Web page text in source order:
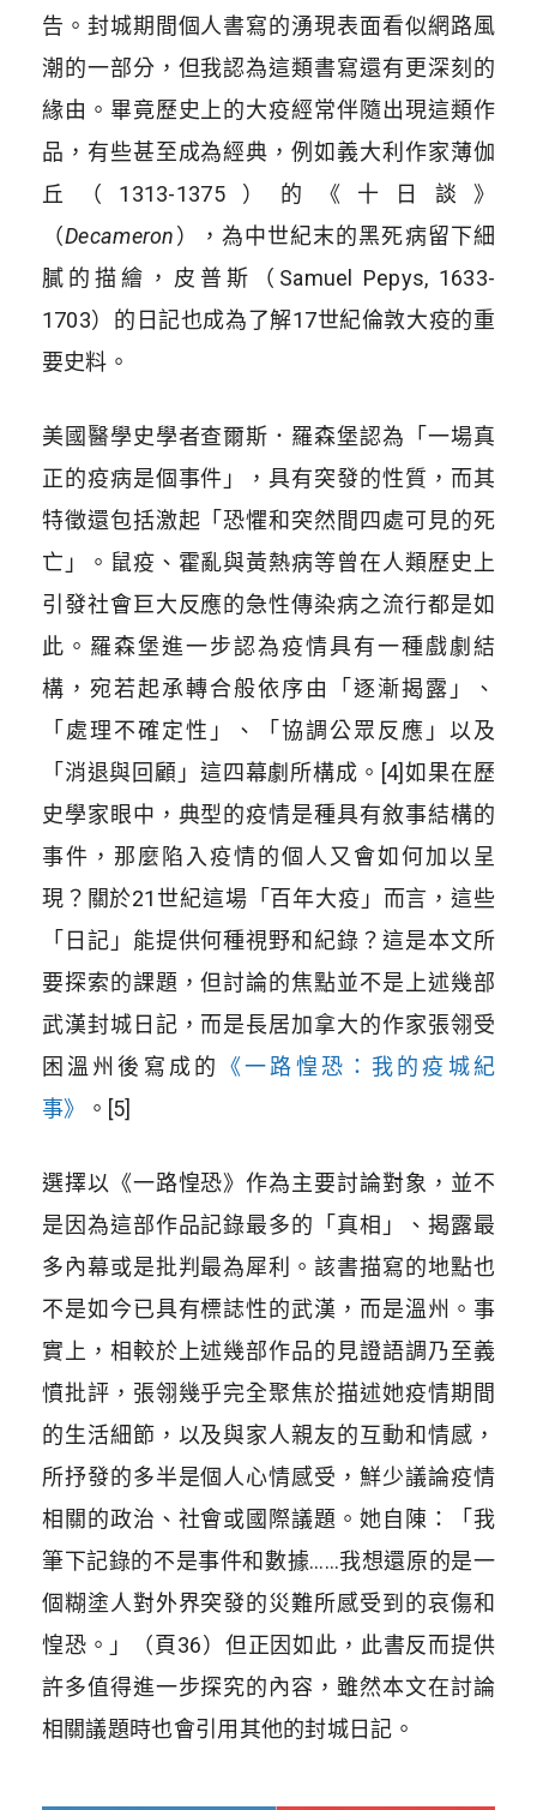
告。封城期間個人書寫的湧現表面看似網路風
潮的一部分，但我認為這類書寫還有更深刻的
緣由。畢竟歷史上的大疫經常伴隨出現這類作
品，有些甚至成為經典，例如義大利作家薄伽
丘（ 1313-1375）的《十日談》
（Decameron），為中世紀末的黑死病留下細
膩的描繪，皮普斯（ Samuel Pepys, 1633-
1703）的日記也成為了解17世紀倫敦大疫的重
要史料。
美國醫學史學者查爾斯．羅森堡認為「一場真
正的疫病是個事件」，具有突發的性質，而其
特徵還包括激起「恐懼和突然間四處可見的死
亡」。鼠疫、霍亂與黃熱病等曾在人類歷史上
引發社會巨大反應的急性傳染病之流行都是如
此。羅森堡進一步認為疫情具有一種戲劇結
構，宛若起承轉合般依序由「逐漸揭露」、
「處理不確定性」、「協調公眾反應」以及
「消退與回顧」這四幕劇所構成。 [4]如果在歷
史學家眼中，典型的疫情是種具有敘事結構的
事件，那麼陷入疫情的個人又會如何加以呈
現？關於21 世紀這場「百年大疫」而言，這些
「日記」能提供何種視野和紀錄？這是本文所
要探索的課題，但討論的焦點並不是上述幾部
武漢封城日記，而是長居加拿大的作家張翎受
困溫州後寫成的
《一路惶恐：我的疫城紀
事》
。 [5]
選擇以《一路惶恐》作為主要討論對象，並不
是因為這部作品記錄最多的「真相」、揭露最
多內幕或是批判最為犀利。該書描寫的地點也
不是如今已具有標誌性的武漢，而是溫州。事
實上，相較於上述幾部作品的見證語調乃至義
憤批評，張翎幾乎完全聚焦於描述她疫情期間
的生活細節，以及與家人親友的互動和情感，
所抒發的多半是個人心情感受，鮮少議論疫情
相關的政治、社會或國際議題。她自陳：「我
筆下記錄的不是事件和數據……我想還原的是一
個糊塗人對外界突發的災難所感受到的哀傷和
惶恐。」（頁36）但正因如此，此書反而提供
許多值得進一步探究的內容，雖然本文在討論
相關議題時也會引用其他的封城日記。